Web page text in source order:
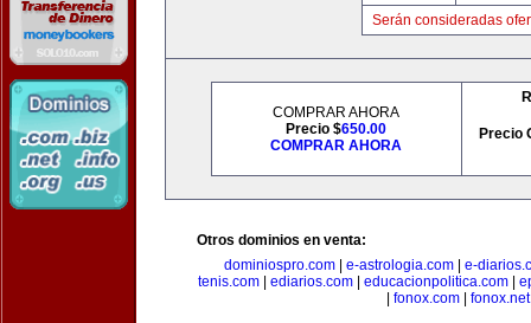
Serán consideradas
COMPRAR AHORA
Precio $650.00
COMPRAR AHORA
Precio
Otros dominios en venta:
dominiospro.com
e-astrologia.com
e-
tenis.com
ediarios.com educacionpolitica.com
fonox.com| fonox.net